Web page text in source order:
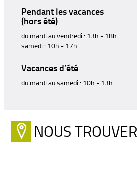
Pendant les vacances
(hors été)
du mardi au vendredi : 13h - 18h
samedi : 10h - 17h
Vacances d’été
du mardi au samedi : 10h - 13h
NOUS TROUVER